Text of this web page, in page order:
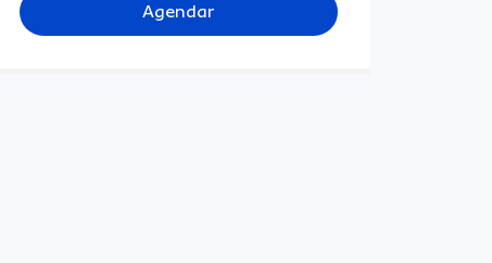
Agendar